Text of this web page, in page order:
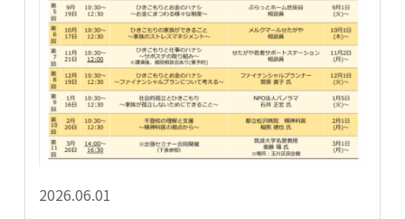
2026.06.01